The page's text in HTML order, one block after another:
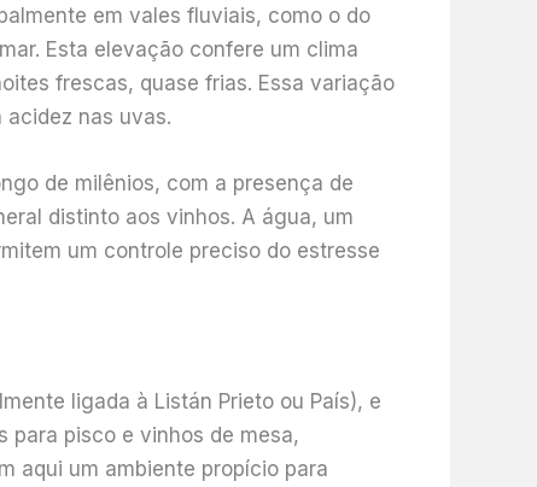
em vales fluviais, como o do
Esta elevação confere um clima
frescas, quase frias. Essa variação
nas uvas.
de milênios, com a presença de
distinto aos vinhos. A água, um
um controle preciso do estresse
ligada à Listán Prieto ou País), e
para pisco e vinhos de mesa,
aqui um ambiente propício para